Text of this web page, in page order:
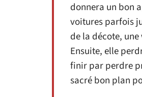
donnera un bon
voitures parfois
de la décote,
Ensuite, elle
finir par perdre
sacré bon plan